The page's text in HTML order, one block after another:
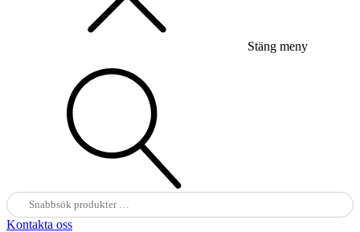
Stäng meny
Sök
efter:
Kontakta oss